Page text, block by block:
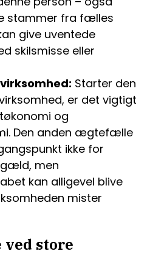
stammer fra fælles
give uventede
skilsmisse eller
Starter den
er det vigtigt
og
Den anden ægtefælle
ikke for
men
kan alligevel blive
mister
store